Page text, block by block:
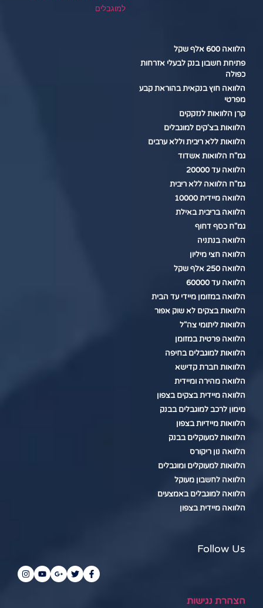
למוגבלים
הלוואה 600 אלף שקל
פתיחת חשבון בנק לבעלי אזרחות
כפולה
הלוואה חוץ בנקאית בהוראת קבע
מפרטי
קרן הלוואות לנזקקים
הלוואות בצ'קים למוגבלים
הלוואות ללא ריבית וללא ערבים
גמ"ח הלוואות אשדוד
הלוואה עד 20000
גמ"ח הלוואה ללא ריבית
הלוואה מיידית 10000
הלוואה בריבית באילת
גמ"ח כסף דחוף
הלוואה בנתניה
הלוואה חצי מיליון
הלוואה 250 אלף שקל
הלוואה עד 60000
הלוואה במזומן מיידי עד הבית
הלוואות בצקים לא שוק אפור
הלוואות ליתומי צה"ל
הלוואה פרטית במזומן
הלוואות למוגבלים בחיפה
הלוואות חברת קדישא
הלוואה מהירה ומיידית
הלוואה מיידית בצקים בצפון
מימון לרכב למוגבלים בבנק
הלוואות מיידיות בצפון
הלוואות למעוקלים בבנק
הלוואה נון ריקורס
הלוואות למעוקלים ומוגבלים
הלוואה לחשבון מעוקל
הלוואה למוגבלים באמצעים
הלוואה מיידית בצפון
Follow Us
הצהרת נגישות